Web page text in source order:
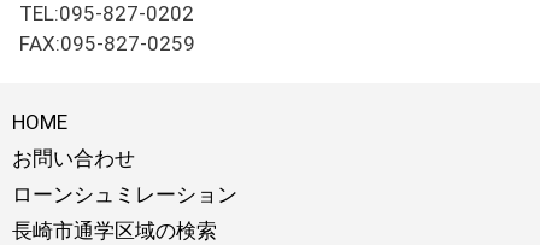
TEL:095-827-0202
FAX:095-827-0259
HOME
お問い合わせ
ローンシュミレーション
長崎市通学区域の検索